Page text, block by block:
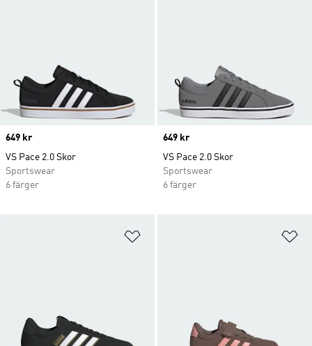
Price
649 kr
VS Pace 2.0 Skor
Sportswear
6 färger
Price
649 kr
VS Pace 2.0 Skor
Sportswear
6 färger